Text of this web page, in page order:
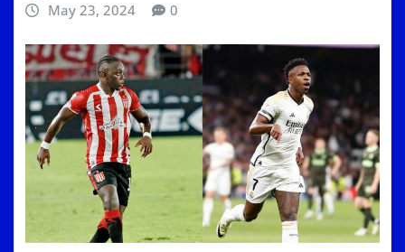
May 23, 2024
0